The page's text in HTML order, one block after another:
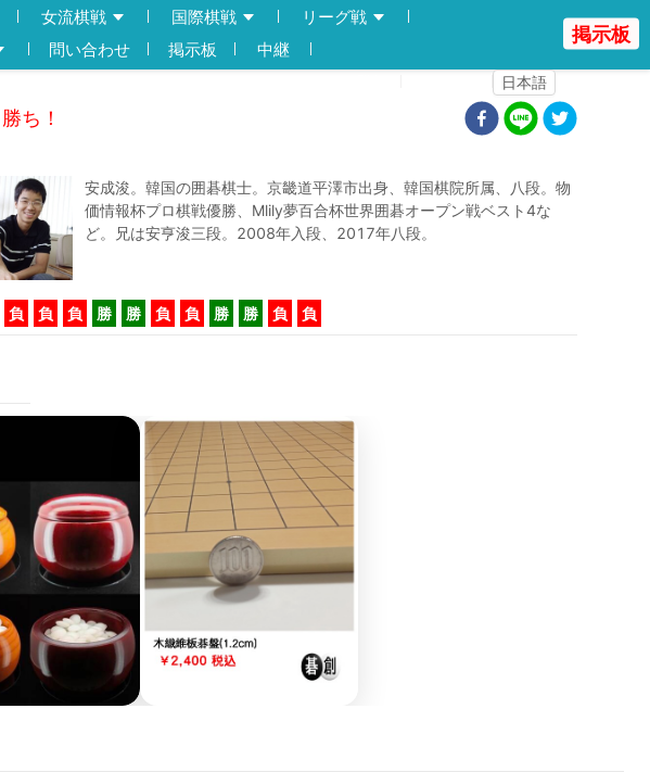
女流棋戦 国際棋戦
リーグ戦
問い合わせ 掲示板
中継
日本語
掲示板
ち！
安成浚。韓国の囲碁棋士。京畿道平澤市出身、韓国棋院所属、八段。物
価情報杯プロ棋戦優勝、Mlily夢百合杯世界囲碁オープン戦ベスト4な
ど。兄は安亨浚三段。2008年入段、2017年八段。
負 負 負 勝 勝 負 負 勝 勝 負 負